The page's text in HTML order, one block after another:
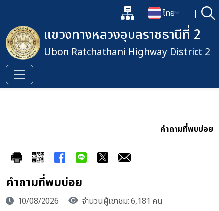
แผนผังเว็บไซต์
เปลี่ยนภาษา
ไทย | ค้
เปิดกล่องค้นหาข้อมูลหลักของเ
แขวงทางหลวงอุบลราชธานีที่ 2
Ubon Ratchathani Highway District 2
คำถามที่พบบ่อย
คำถามที่พบบ่อย
10/08/2026 จำนวนผู้เขาชม: 6,181 คน